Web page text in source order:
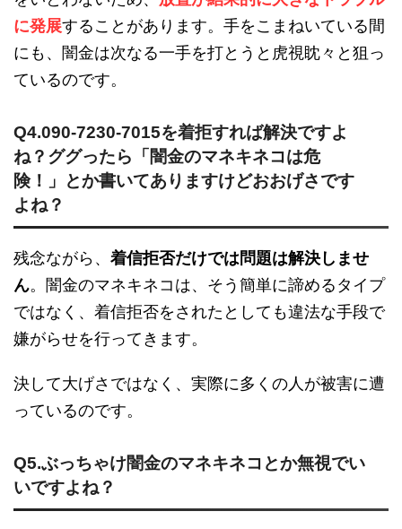
に発展することがあります。手をこまねいている間
にも、闇金は次なる一手を打とうと虎視眈々と狙っ
ているのです。
Q4.090-7230-7015を着拒すれば解決ですよ
ね？ググったら「闇金のマネキネコは危
険！」とか書いてありますけどおおげさです
よね？
残念ながら、 着信拒否だけでは問題は解決しませ
ん。闇金のマネキネコは、そう簡単に諦めるタイプ
ではなく、着信拒否をされたとしても違法な手段で
嫌がらせを行ってきます。
決して大げさではなく、実際に多くの人が被害に遭
っているのです。
Q5.ぶっちゃけ闇金のマネキネコとか無視でい
いですよね？